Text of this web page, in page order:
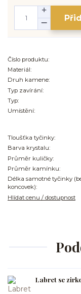
Číslo produktu:
Materiál:
Druh kamene:
Typ zavírání:
Typ:
Umístění:
Tloušťka tyčinky:
Barva krystalu:
Průměr kuličky:
Průměr kamínku:
Délka samotné tyčinky
koncovek):
Hlídat cenu / dostupnost
Labret se